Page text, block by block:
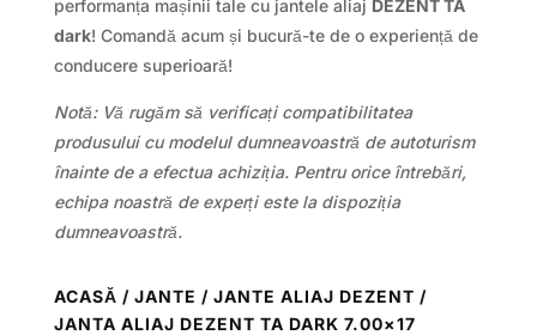
performanța mașinii tale cu jantele aliaj DEZENT TA
dark! Comandă acum și bucură-te de o experiență de
conducere superioară!
Notă: Vă rugăm să verificați compatibilitatea
produsului cu modelul dumneavoastră de autoturism
înainte de a efectua achiziția. Pentru orice întrebări,
echipa noastră de experți este la dispoziția
dumneavoastră.
ACASĂ / JANTE / JANTE ALIAJ DEZENT /
JANTA ALIAJ DEZENT TA DARK 7.00×17